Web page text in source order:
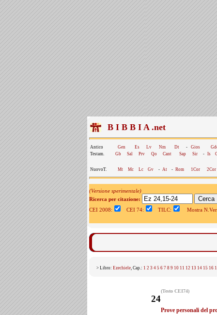
B I B B I A .net
Antico Gen Es Lv Nm Dt - Gios
Testam.
Gb Sal Prv Qo Cant Sap Sir - Is
NuovoT. Mt Mc Lc Gv - At - Rom 1Cor 2Cor
(Versione sperimentale)
Ricerca per citazione:
CEI 2008:
CEI 74: TILC: Mostra
> Libro: Ezechiele, Cap.: 1 2 3 4 5 6 7 8 9 10 11 12 13 14 15 16
(Testo CEI74)
24
Prove personali del